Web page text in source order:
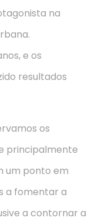
na
e os
resultados
os
principalmente
um ponto em
a fomentar a
a contornar a